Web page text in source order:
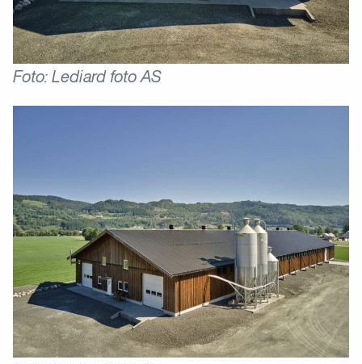
Foto: Lediard foto AS